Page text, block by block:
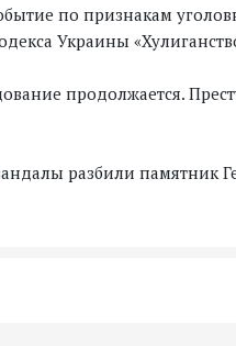
по признакам
Украины
продолжается.
разбили памятник